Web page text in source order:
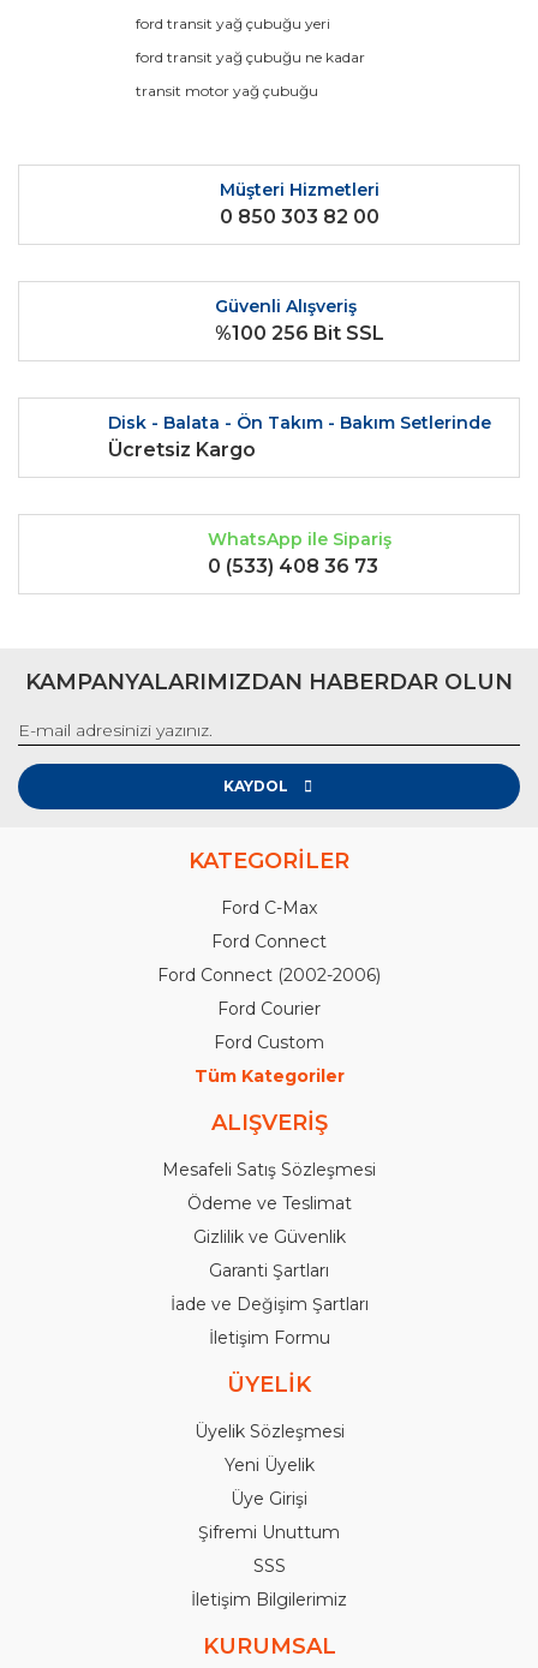
Yorum Yaz
Ürün resmi kalitesiz, bozuk veya görüntülenemiyor.
Ürün açıklamasında eksik bilgiler bulunuyor.
Bu ürüne benzer farklı alternatifler olmalı.
Gönder
ford transit yağ çubuğu yeri
ford transit yağ çubuğu ne kadar
transit motor yağ çubuğu
Müşteri Hizmetleri
0 850 303 82 00
Güvenli Alışveriş
%100 256 Bit SSL
Disk - Balata - Ön Takım - Bakım Setlerinde
Ücretsiz Kargo
WhatsApp ile Sipariş
0 (533) 408 36 73
KAMPANYALARIMIZDAN HABERDAR OLUN
KAYDOL
KATEGORİLER
Ford C-Max
Ford Connect
Ford Connect (2002-2006)
Ford Courier
Ford Custom
Tüm Kategoriler
ALIŞVERİŞ
Mesafeli Satış Sözleşmesi
Ödeme ve Teslimat
Gizlilik ve Güvenlik
Garanti Şartları
İade ve Değişim Şartları
İletişim Formu
ÜYELİK
Üyelik Sözleşmesi
Yeni Üyelik
Üye Girişi
Şifremi Unuttum
SSS
İletişim Bilgilerimiz
KURUMSAL